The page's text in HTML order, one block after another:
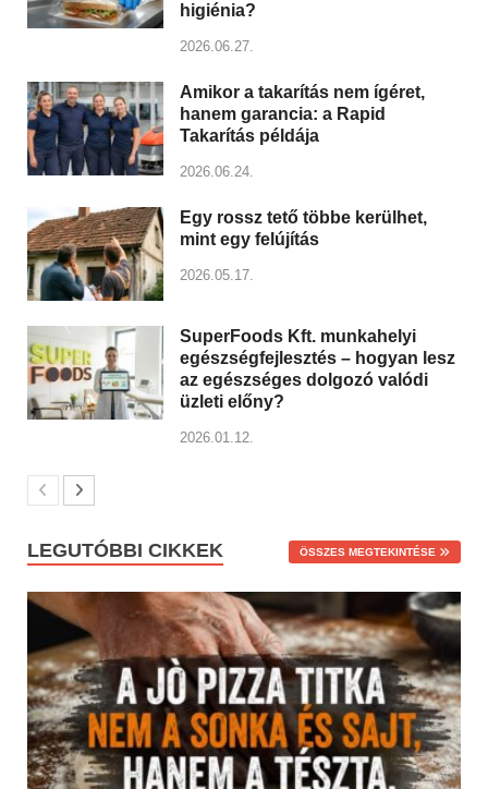
higiénia?
2026.06.27.
Amikor a takarítás nem ígéret,
hanem garancia: a Rapid
Takarítás példája
2026.06.24.
Egy rossz tető többe kerülhet,
mint egy felújítás
2026.05.17.
SuperFoods Kft. munkahelyi
egészségfejlesztés – hogyan lesz
az egészséges dolgozó valódi
üzleti előny?
2026.01.12.
LEGUTÓBBI CIKKEK ÖSSZES MEGTEKINTÉSE